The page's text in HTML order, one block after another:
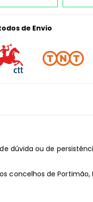
de Envio
dúvida ou de
concelhos de Portimão,